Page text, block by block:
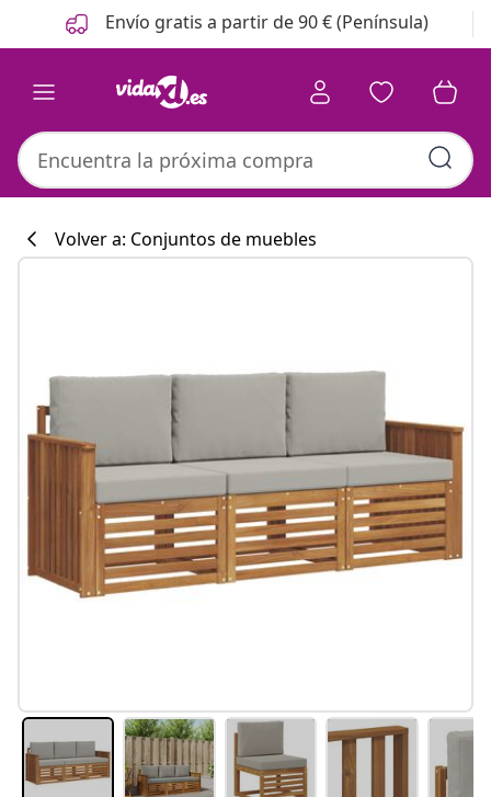
Anterior
Siguiente Envío gratis a partir de 90 € (Península)
#sharemevidaxl
Volver a: Conjuntos de muebles